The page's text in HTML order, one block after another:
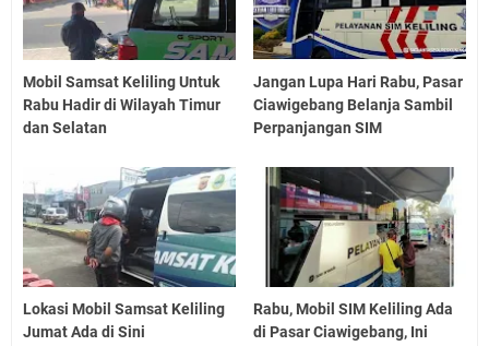
Mobil Samsat Keliling Untuk
Rabu Hadir di Wilayah Timur
dan Selatan
Jangan Lupa Hari Rabu, Pasar
Ciawigebang Belanja Sambil
Perpanjangan SIM
Lokasi Mobil Samsat Keliling
Jumat Ada di Sini
Rabu, Mobil SIM Keliling Ada
di Pasar Ciawigebang, Ini